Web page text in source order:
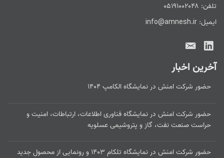
تلفن: ۰۵۱۹۱۰۰۲۰۴۸
ایمیل: info@amnesh.ir
آخرین اخبار
حضور شرکت امنش در نمایشگاه الکامپ ۱۴۰۴
حضور شرکت امنش در نمایشگاه فناوری اطلاعات، ارتباطات، امنیت و
حراست صنعت نفت، گاز و پتروشیمی عسلویه
حضور شرکت امنش در نمایشگاه تلکام ۱۴۰۳ و رونمایی از محصول جدید